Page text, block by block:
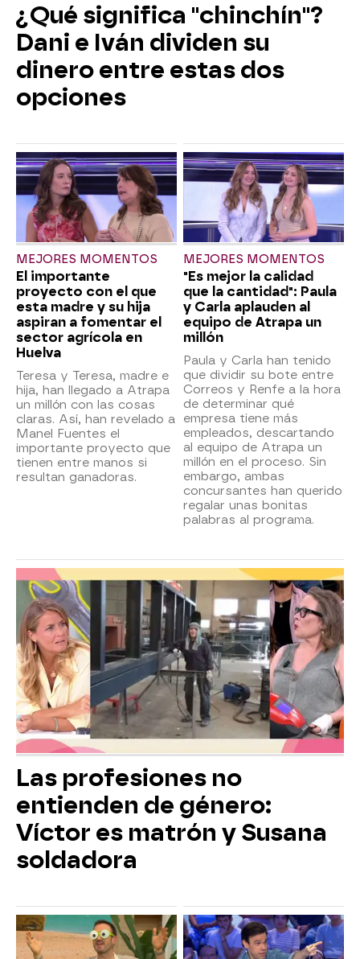
¿Qué significa "chinchín"?
Dani e Iván dividen su
dinero entre estas dos
opciones
MEJORES MOMENTOS
El importante
proyecto con el que
esta madre y su hija
aspiran a fomentar el
sector agrícola en
Huelva
Teresa y Teresa, madre e
hija, han llegado a Atrapa
un millón con las cosas
claras. Así, han revelado a
Manel Fuentes el
importante proyecto que
tienen entre manos si
resultan ganadoras.
MEJORES MOMENTOS
"Es mejor la calidad
que la cantidad": Paula
y Carla aplauden al
equipo de Atrapa un
millón
Paula y Carla han tenido
que dividir su bote entre
Correos y Renfe a la hora
de determinar qué
empresa tiene más
empleados, descartando
al equipo de Atrapa un
millón en el proceso. Sin
embargo, ambas
concursantes han querido
regalar unas bonitas
palabras al programa.
Las profesiones no
entienden de género:
Víctor es matrón y Susana
soldadora